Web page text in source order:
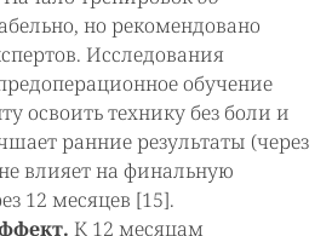
но рекомендовано
Исследования
обучение
освоить технику без боли и
ранние результаты (через
влияет на финальную
12 месяцев [15].
К 12 месяцам